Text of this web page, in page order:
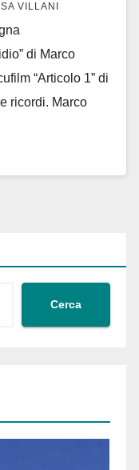
VILLANI
di Marco
“Articolo 1” di
ricordi. Marco
Cerca